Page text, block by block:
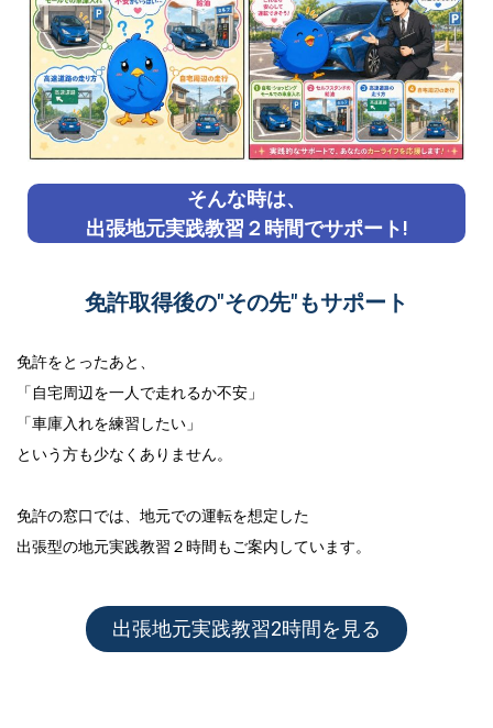
そんな時は、
出張地元実践教習２時間でサポート!
免許取得後の"その先"もサポート
免許をとったあと、
「自宅周辺を一人で走れるか不安」
「車庫入れを練習したい」
という方も少なくありません。
免許の窓口では、地元での運転を想定した
出張型の地元実践教習２時間 もご案内しています。
出張地元実践教習2時間を見る